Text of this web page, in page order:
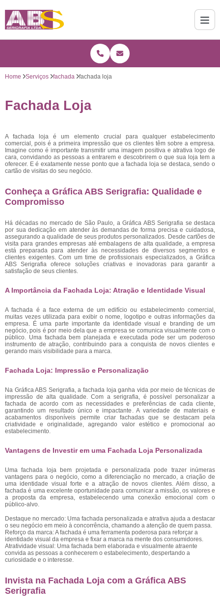
Home Serviços fachada fachada loja
Fachada Loja
A fachada loja é um elemento crucial para qualquer estabelecimento
comercial, pois é a primeira impressão que os clientes têm sobre a empresa.
Imagine como é importante transmitir uma imagem positiva e atrativa logo de
cara, convidando as pessoas a entrarem e descobrirem o que sua loja tem a
oferecer. E é exatamente nesse ponto que a fachada loja se destaca, sendo o
cartão de visitas do seu negócio.
Conheça a Gráfica ABS Serigrafia: Qualidade e
Compromisso
Há décadas no mercado de São Paulo, a Gráfica ABS Serigrafia se destaca
por sua dedicação em atender às demandas de forma precisa e cuidadosa,
assegurando a qualidade de seus produtos personalizados. Desde cartões de
visita para grandes empresas até embalagens de alta qualidade, a empresa
está preparada para atender às necessidades de diversos segmentos e
clientes exigentes. Com um time de profissionais especializados, a Gráfica
ABS Serigrafia oferece soluções criativas e inovadoras para garantir a
satisfação de seus clientes.
A Importância da Fachada Loja: Atração e Identidade Visual
A fachada é a face externa de um edifício ou estabelecimento comercial,
muitas vezes utilizada para exibir o nome, logotipo e outras informações da
empresa. É uma parte importante da identidade visual e branding de um
negócio, pois é por meio dela que a empresa se comunica visualmente com o
público. Uma fachada bem planejada e executada pode ser um poderoso
instrumento de atração, contribuindo para a conquista de novos clientes e
gerando mais visibilidade para a marca.
Fachada Loja: Impressão e Personalização
Na Gráfica ABS Serigrafia, a fachada loja ganha vida por meio de técnicas de
impressão de alta qualidade. Com a serigrafia, é possível personalizar a
fachada de acordo com as necessidades e preferências de cada cliente,
garantindo um resultado único e impactante. A variedade de materiais e
acabamentos disponíveis permite criar fachadas que se destacam pela
criatividade e originalidade, agregando valor estético e promocional ao
estabelecimento.
Vantagens de Investir em uma Fachada Loja Personalizada
Uma fachada loja bem projetada e personalizada pode trazer inúmeras
vantagens para o negócio, como a diferenciação no mercado, a criação de
uma identidade visual forte e a atração de novos clientes. Além disso, a
fachada é uma excelente oportunidade para comunicar a missão, os valores e
a proposta da empresa, estabelecendo uma conexão emocional com o
público-alvo.
Destaque no mercado: Uma fachada personalizada e atrativa ajuda a destacar
o seu negócio em meio à concorrência, chamando a atenção de quem passa.
Reforço da marca: A fachada é uma ferramenta poderosa para reforçar a
identidade visual da empresa e fixar a marca na mente dos consumidores.
Atratividade visual: Uma fachada bem elaborada e visualmente atraente
convida as pessoas a conhecerem o estabelecimento, despertando a
curiosidade e o interesse.
Invista na Fachada Loja com a Gráfica ABS
Serigrafia